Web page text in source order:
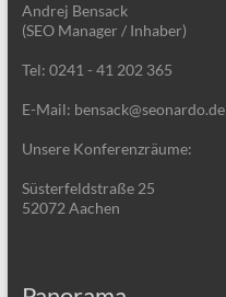
Andrej Bensack
(SEO Manager / Inhaber)
Tel: 0241 - 41 202 365
E-Mail: bensack@seonardo.de
Unsere Konferenzräume:
Süsterfeldstraße 25
52072 Aachen